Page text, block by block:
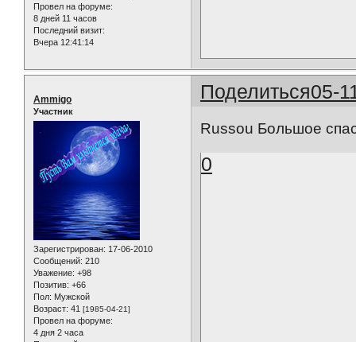
Провел на форуме:
8 дней 11 часов
Последний визит:
Вчера 12:41:14
Поделиться05-
Ammigo
Участник
Зарегистрирован: 17-06-2010
Сообщений: 210
Уважение: +98
Позитив: +66
Пол: Мужской
Возраст: 41 [1985-04-21]
Провел на форуме:
4 дня 2 часа
Russou Большое
0